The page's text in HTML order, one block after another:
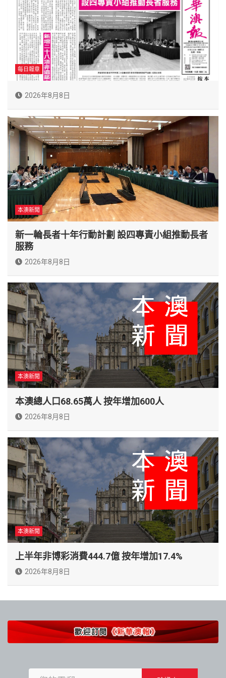
每日報章
2026年8月8日
本澳新聞
新一輪長者十年行動計劃 設四專責小組推動長者
服務
2026年8月8日
本澳新聞
本澳總人口68.65萬人 按年增加600人
2026年8月8日
本澳新聞
上半年非博彩消費444.7億 按年增加17.4%
2026年8月8日